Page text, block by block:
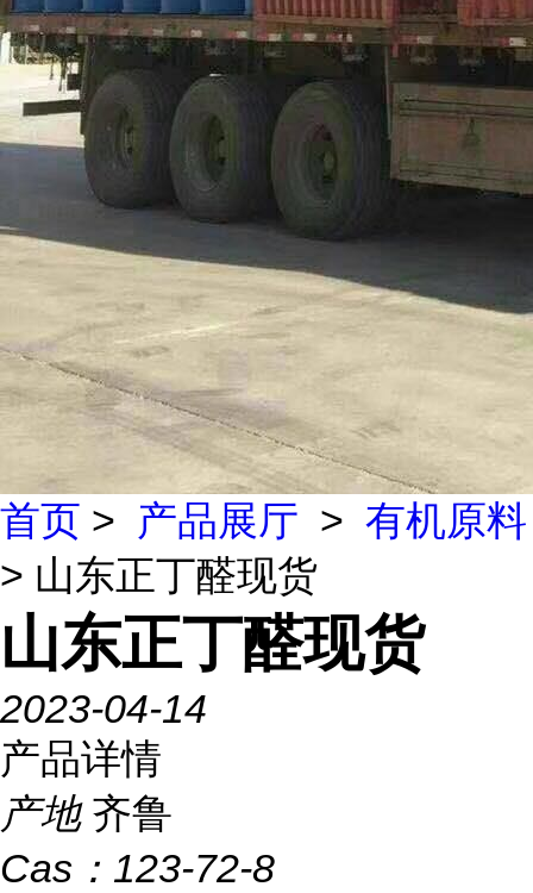
首页 > 产品展厅 > 有机原料
> 山东正丁醛现货
山东正丁醛现货
2023-04-14
产品详情
产地 齐鲁
Cas： 123-72-8